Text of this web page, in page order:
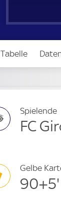
Tabelle
Spielende
FC
Gelbe
90+5'